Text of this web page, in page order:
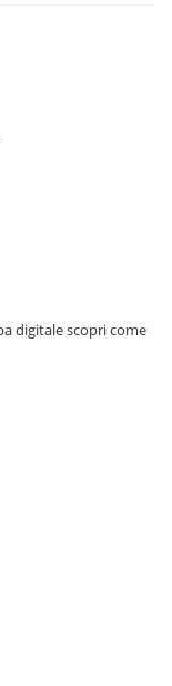
digitale scopri come